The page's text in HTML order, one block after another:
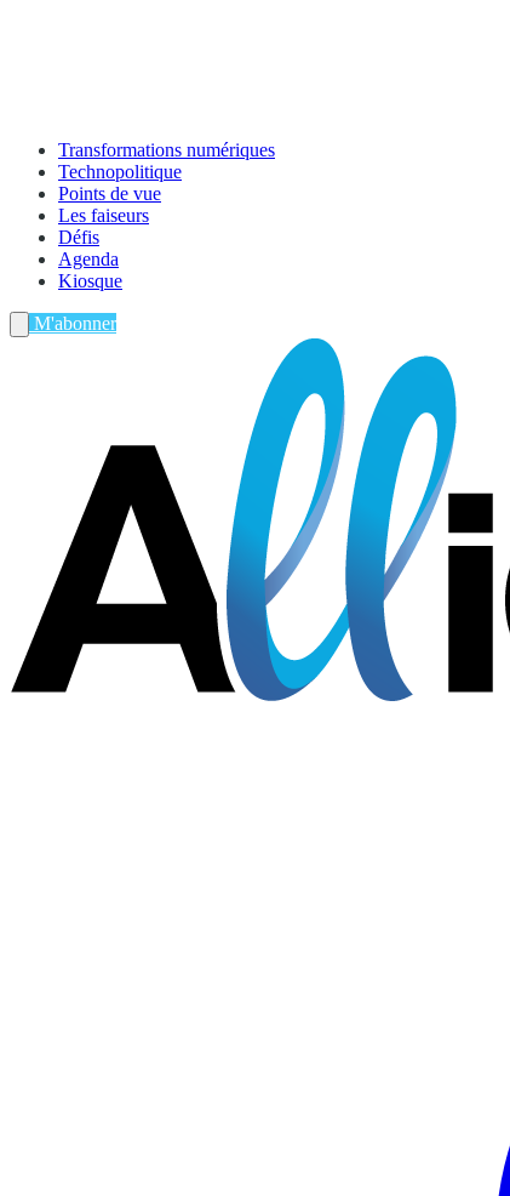
Transformations numériques
Technopolitique
Points de vue
Les faiseurs
Défis
Agenda
Kiosque
M'abonner